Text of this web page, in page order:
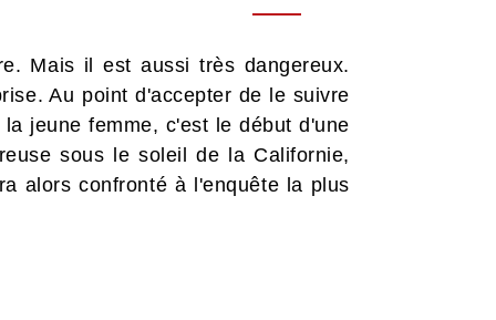
Mais il est aussi très dangereux.
Au point d'accepter de le suivre
jeune femme, c'est le début d'une
sous le soleil de la Californie,
alors confronté à l'enquête la plus